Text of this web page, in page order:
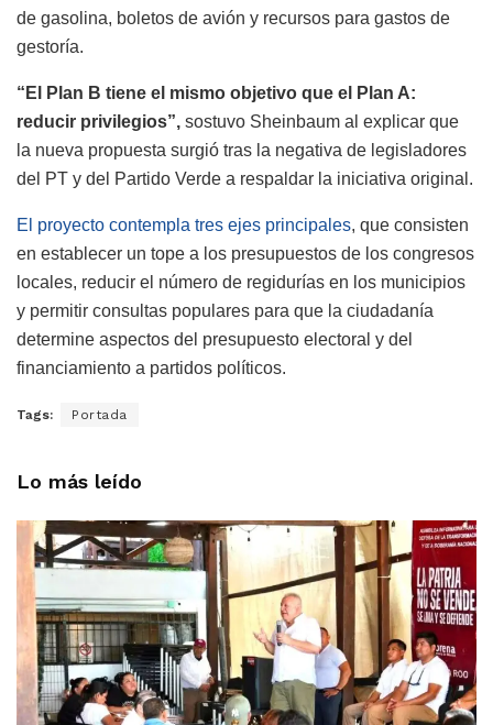
de gasolina, boletos de avión y recursos para gastos de
gestoría.
“El Plan B tiene el mismo objetivo que el Plan A:
reducir privilegios”, sostuvo Sheinbaum al explicar que
la nueva propuesta surgió tras la negativa de legisladores
del PT y del Partido Verde a respaldar la iniciativa original.
El proyecto contempla tres ejes principales, que consisten
en establecer un tope a los presupuestos de los congresos
locales, reducir el número de regidurías en los municipios
y permitir consultas populares para que la ciudadanía
determine aspectos del presupuesto electoral y del
financiamiento a partidos políticos.
Tags: Portada
Lo más leído